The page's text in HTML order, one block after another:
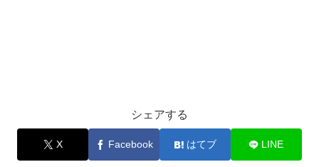
シェアする
X Facebook はてブ LINE